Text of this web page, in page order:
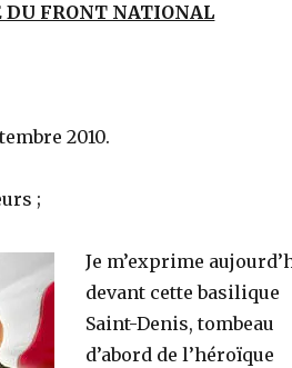
DU FRONT NATIONAL
2010.
;
Je m’exprime
devant cette basilique
Saint-Denis, tombeau
d’abord de l’héroïque